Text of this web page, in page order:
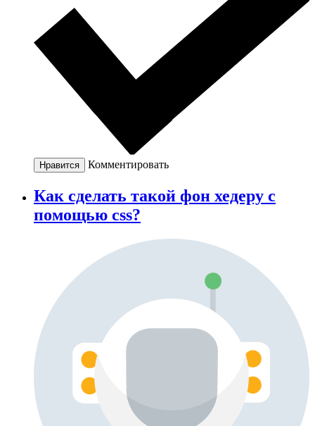
Нравится Комментировать
Как сделать такой фон хедеру с
помощью css?